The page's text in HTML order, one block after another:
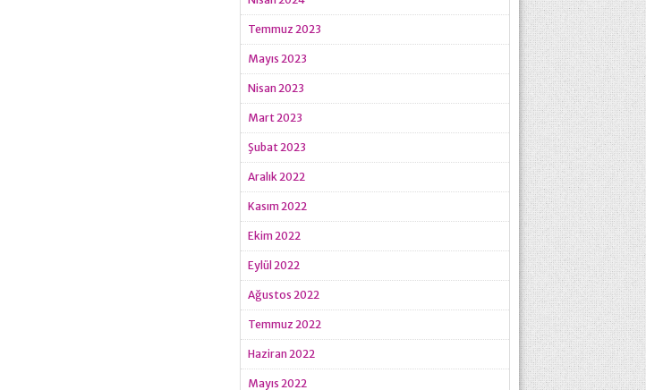
Temmuz 2023
Mayıs 2023
Nisan 2023
Mart 2023
Şubat 2023
Aralık 2022
Kasım 2022
Ekim 2022
Eylül 2022
Ağustos 2022
Temmuz 2022
Haziran 2022
Mayıs 2022